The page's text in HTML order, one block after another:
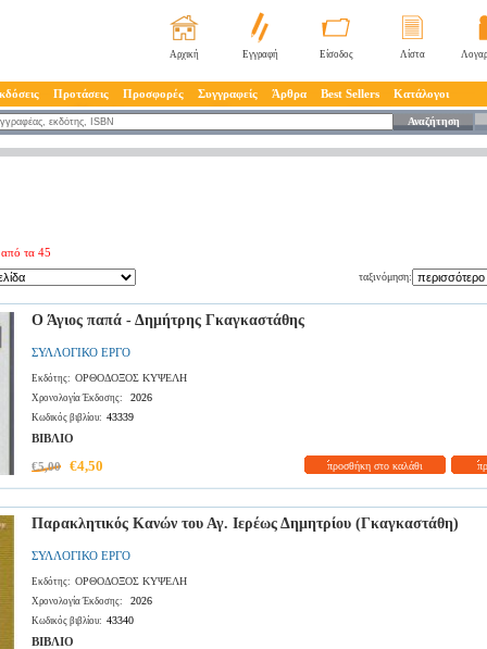
Αρχική Εγγραφή Είσοδος Λίστα
Προτάσεις Προσφορές Συγγραφείς Άρθρα Best Sellers Κατάλογοι
Αναζήτηση
τα 45
ταξινόμηση:
Ο Άγιος παπά - Δημήτρης Γκαγκαστάθης
ΣΥΛΛΟΓΙΚΟ ΕΡΓΟ
Εκδότης: ΟΡΘΟΔΟΞΟΣ ΚΥΨΕΛΗ
Χρονολογία Έκδοσης: 2026
Κωδικός βιβλίου: 43339
ΒΙΒΛΙΟ
€5,00 €4,50 προσθήκη στο καλάθι
Παρακλητικός Κανών του Αγ. Ιερέως Δημητρίου (Γκαγκαστάθη)
ΣΥΛΛΟΓΙΚΟ ΕΡΓΟ
Εκδότης: ΟΡΘΟΔΟΞΟΣ ΚΥΨΕΛΗ
Χρονολογία Έκδοσης: 2026
Κωδικός βιβλίου: 43340
ΒΙΒΛΙΟ